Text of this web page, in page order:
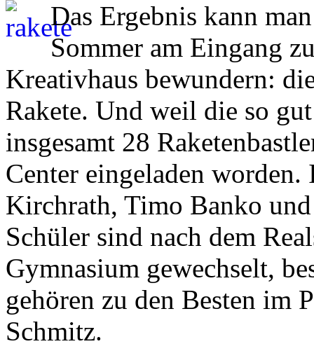
Das Ergebnis kann
Sommer am Eingang
Kreativhaus bewundern:
Rakete. Und weil die so
insgesamt 28
Center eingeladen
Kirchrath, Timo Banko
Schüler sind nach dem
Gymnasium gewechselt,
gehören zu den Besten
Schmitz.